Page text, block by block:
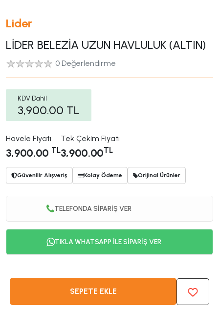
Lider
LİDER BELEZİA UZUN HAVLULUK (ALTIN)
0 Değerlendirme
KDV Dahil
3,900.00 TL
Havele Fiyatı
3,900.00 TL
Tek Çekim Fiyatı
3,900.00TL
Güvenilir Alışveriş Kolay Ödeme Orijinal Ürünler
TELEFONDA SİPARİŞ VER
TIKLA WHATSAPP İLE SİPARİŞ VER
SEPETE EKLE